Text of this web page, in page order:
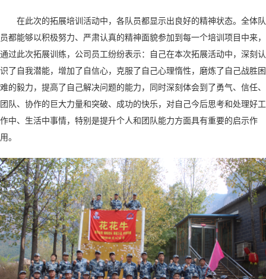
在此次的拓展培训活动中，各队员都显示出良好的精神状态。全体队
员都能够以积极努力、严肃认真的精神面貌参加到每一个培训项目中来，
通过此次拓展训练，公司员工纷纷表示：自己在本次拓展活动中，深刻认
识了自我潜能，增加了自信心，克服了自己心理惰性，磨炼了自己战胜困
难的毅力，提高了自己解决问题的能力，同时深刻体会到了勇气、信任、
团队、协作的巨大力量和突破、成功的快乐，对自己今后思考和处理好工
作中、生活中事情，特别是提升个人和团队能力方面具有重要的启示作
用。